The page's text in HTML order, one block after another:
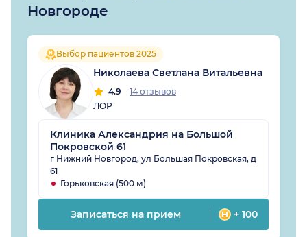
Новгороде
Выбор пациентов 2025
Николаева Светлана Витальевна
4.9
14 отзывов
ЛОР
Клиника Александрия на Большой
Покровской 61
г Нижний Новгород, ул Большая Покровская, д
61
Горьковская (500 м)
Записаться на прием + 100